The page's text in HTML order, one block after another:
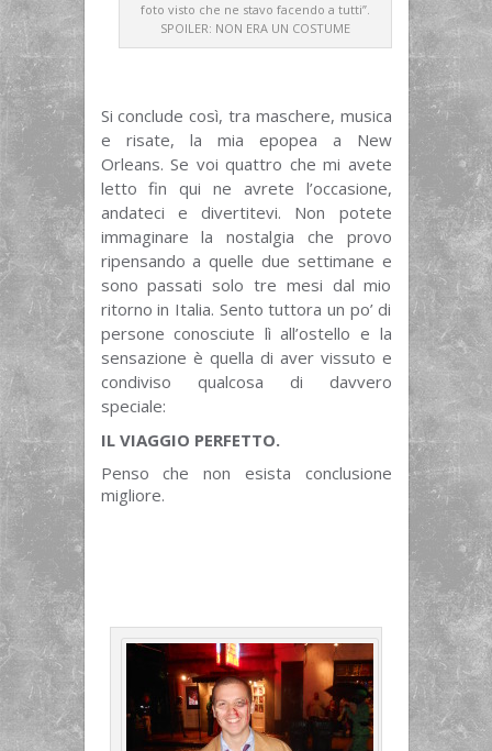
foto visto che ne stavo facendo a tutti”.
SPOILER: NON ERA UN COSTUME
Si conclude così, tra maschere, musica
e risate, la mia epopea a New
Orleans. Se voi quattro che mi avete
letto fin qui ne avrete l’occasione,
andateci e divertitevi. Non potete
immaginare la nostalgia che provo
ripensando a quelle due settimane e
sono passati solo tre mesi dal mio
ritorno in Italia. Sento tuttora un po’ di
persone conosciute lì all’ostello e la
sensazione è quella di aver vissuto e
condiviso qualcosa di davvero
speciale:
IL VIAGGIO PERFETTO.
Penso che non esista conclusione
migliore.